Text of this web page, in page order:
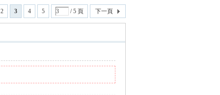
2 3 4 5 / 5 頁 下一頁